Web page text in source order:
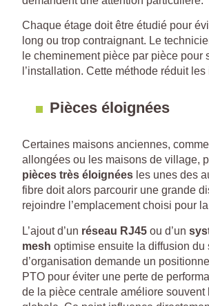
Chaque étage doit être étudié pour
long ou trop contraignant. Le
le cheminement pièce par pièce pour
l’installation. Cette méthode réduit les
Pièces éloignées
Certaines maisons anciennes,
allongées ou les maisons de village,
pièces très éloignées les unes des
fibre doit alors parcourir une grande
rejoindre l’emplacement choisi pour
L’ajout d’un réseau RJ45 ou d’un
mesh optimise ensuite la diffusion du
d’organisation demande un
PTO pour éviter une perte de
de la pièce centrale améliore souvent